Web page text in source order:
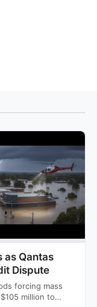
as Qantas
Dispute
forcing mass
million to